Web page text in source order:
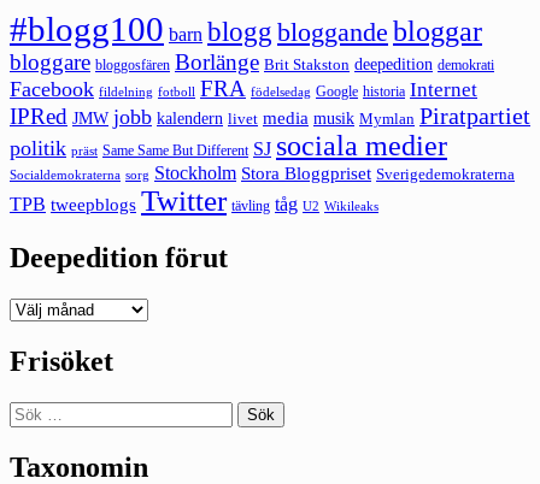
#blogg100 barn blogg bloggande bloggar
bloggare bloggosfären Borlänge Brit Stakston deepedition demokrati
Facebook fildelning fotboll FRA födelsedag Google historia Internet
IPRed JMW jobb kalendern livet media musik Mymlan Piratpartiet
politik präst Same Same But Different SJ sociala medier
Socialdemokraterna sorg Stockholm Stora Bloggpriset Sverigedemokraterna
TPB tweepblogs Twitter tävling tåg U2 Wikileaks
Deepedition förut
Deepedition
Frisöket
Sök
efter:
Taxonomin